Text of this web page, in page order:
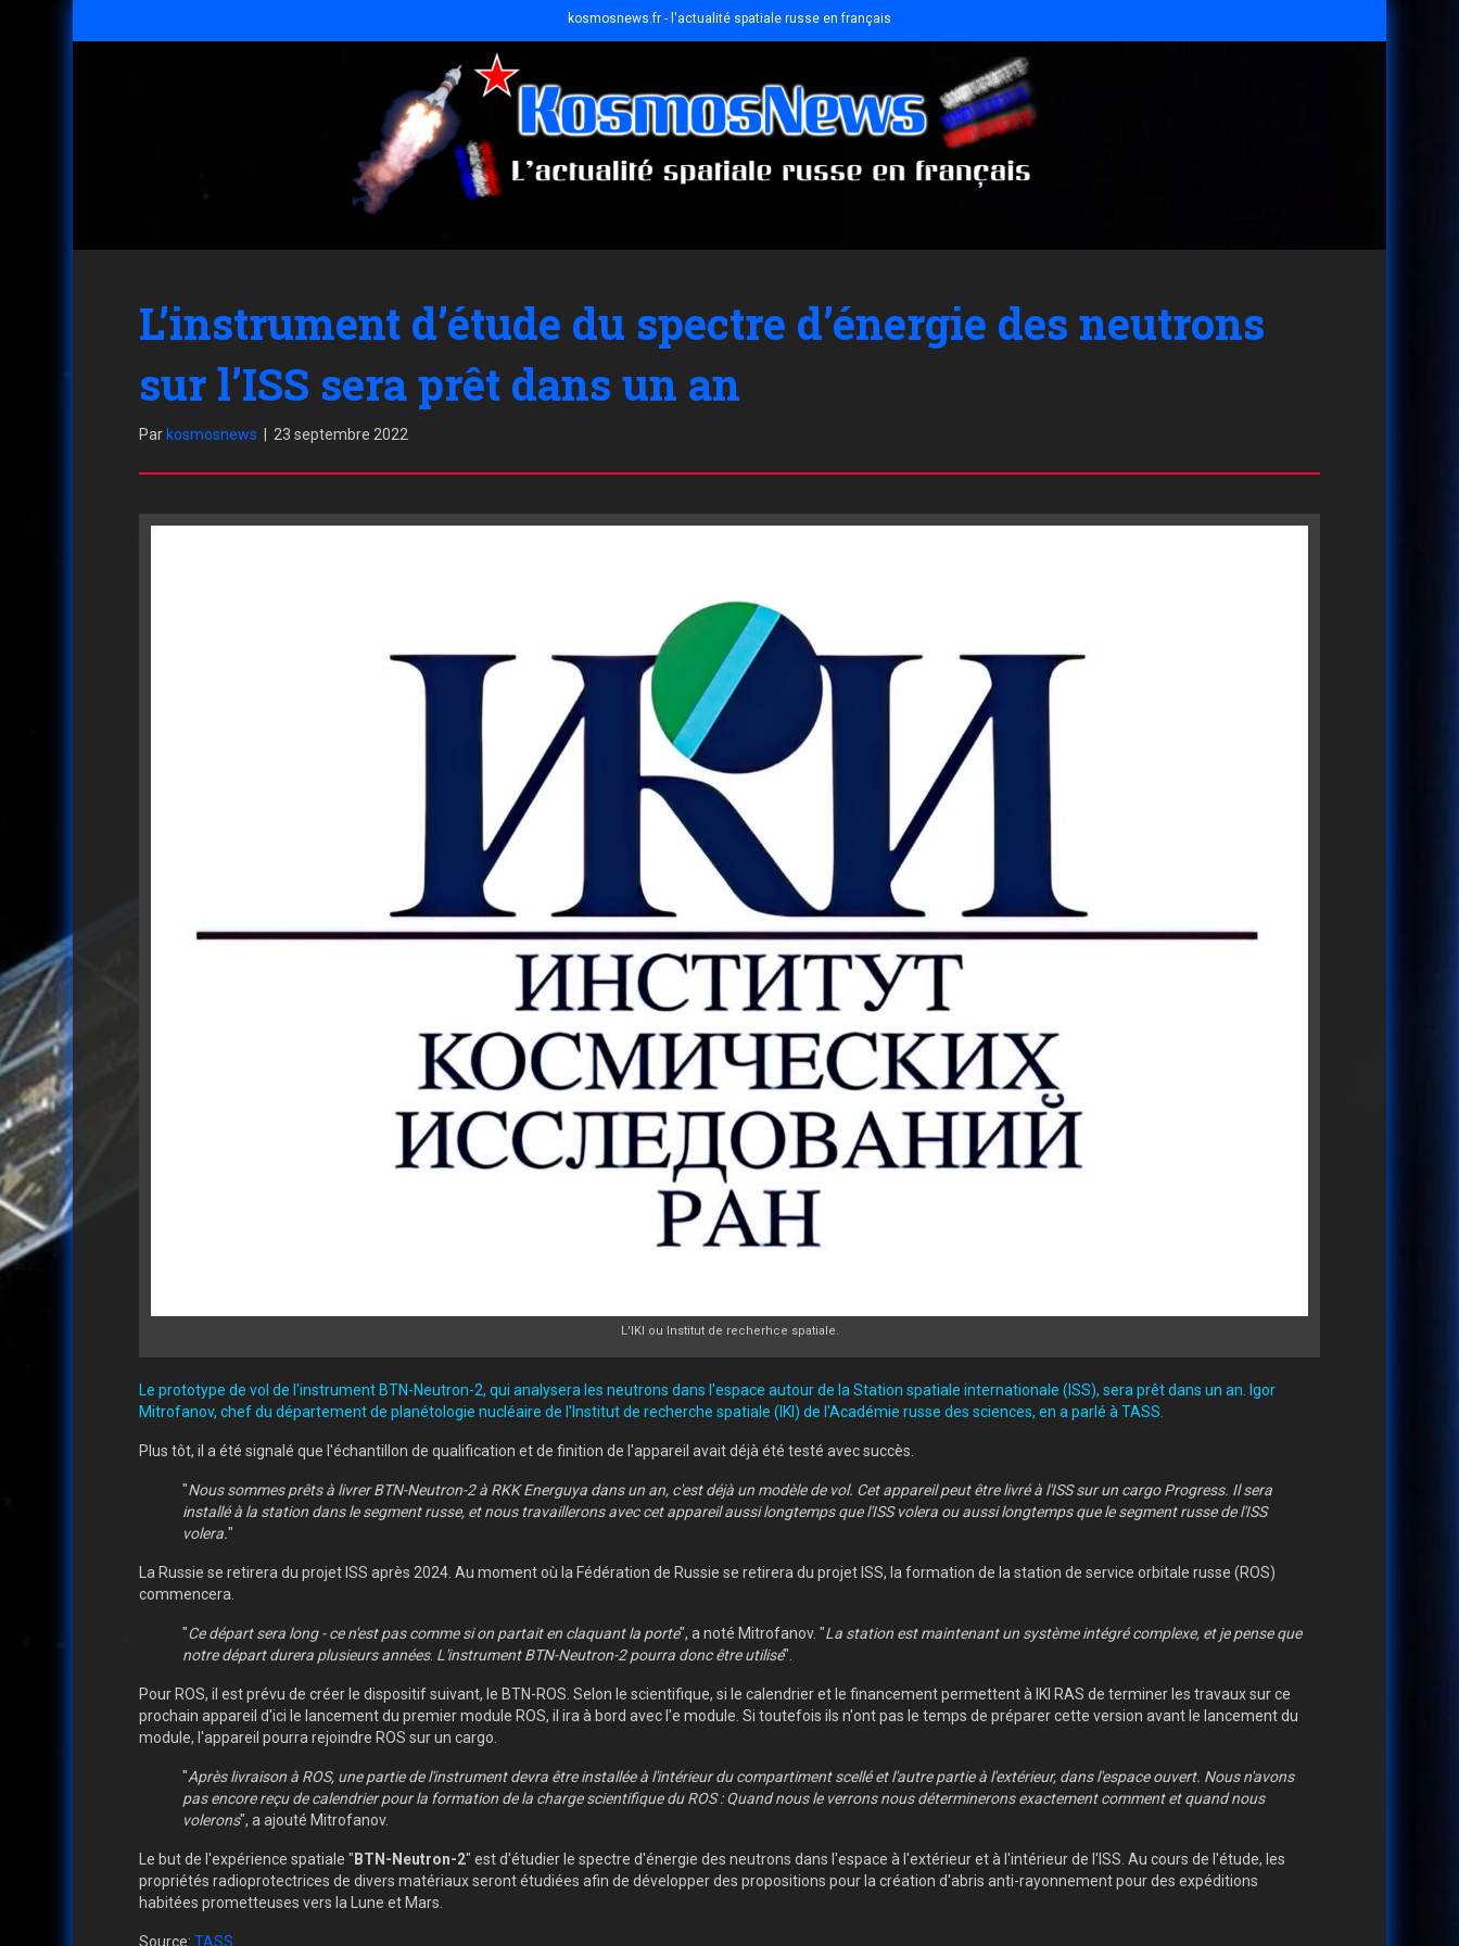
kosmosnews.fr - l'actualité spatiale russe en français
L’instrument d’étude du spectre d’énergie des neutrons
sur l’ISS sera prêt dans un an
Par kosmosnews 23 septembre 2022
L'IKI ou Institut de recherhce spatiale.
Le prototype de vol de l'instrument BTN-Neutron-2, qui analysera les neutrons dans l'espace autour de la Station spatiale internationale (ISS), sera prêt dans un an. Igor
Mitrofanov, chef du département de planétologie nucléaire de l'Institut de recherche spatiale (IKI) de l'Académie russe des sciences, en a parlé à TASS.
Plus tôt, il a été signalé que l'échantillon de qualification et de finition de l'appareil avait déjà été testé avec succès.
"Nous sommes prêts à livrer BTN-Neutron-2 à RKK Energuya dans un an, c'est déjà un modèle de vol. Cet appareil peut être livré à l'ISS sur un cargo Progress. Il sera
installé à la station dans le segment russe, et nous travaillerons avec cet appareil aussi longtemps que l'ISS volera ou aussi longtemps que le segment russe de l'ISS
volera."
La Russie se retirera du projet ISS après 2024. Au moment où la Fédération de Russie se retirera du projet ISS, la formation de la station de service orbitale russe (ROS)
commencera.
"Ce départ sera long - ce n'est pas comme si on partait en claquant la porte", a noté Mitrofanov. "La station est maintenant un système intégré complexe, et je pense que
notre départ durera plusieurs années. L'instrument BTN-Neutron-2 pourra donc être utilisé".
Pour ROS, il est prévu de créer le dispositif suivant, le BTN-ROS. Selon le scientifique, si le calendrier et le financement permettent à IKI RAS de terminer les travaux sur ce
prochain appareil d'ici le lancement du premier module ROS, il ira à bord avec l'e module. Si toutefois ils n'ont pas le temps de préparer cette version avant le lancement du
module, l'appareil pourra rejoindre ROS sur un cargo.
"Après livraison à ROS, une partie de l'instrument devra être installée à l'intérieur du compartiment scellé et l'autre partie à l'extérieur, dans l'espace ouvert. Nous n'avons
pas encore reçu de calendrier pour la formation de la charge scientifique du ROS : Quand nous le verronsnous déterminerons exactement comment et quand nous
volerons", a ajouté Mitrofanov.
Le but de l'expérience spatiale " BTN-Neutron-2" est d'étudier le spectre d'énergie des neutrons dans l'espace à l'extérieur et à l'intérieur de l'ISS. Au cours de l'étude, les
propriétés radioprotectrices de divers matériaux seront étudiées afin de développer des propositions pour la création d'abris anti-rayonnement pour des expéditions
habitées prometteuses vers la Lune et Mars.
Source: TASS